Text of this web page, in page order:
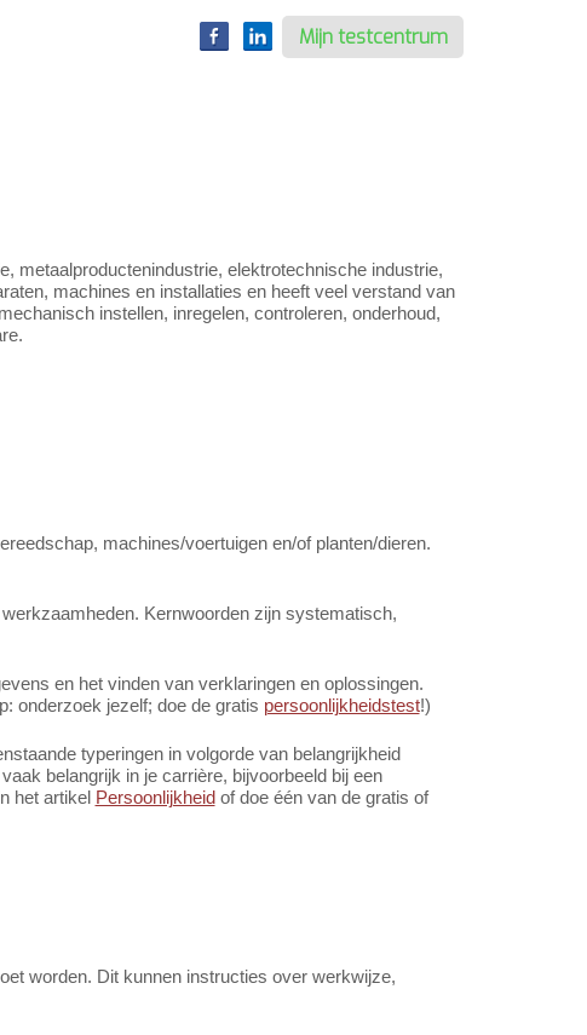
Mijn testcentrum
metaalproductenindustrie, elektrotechnische industrie,
machines en installaties en heeft veel verstand van
instellen, inregelen, controleren, onderhoud,
machines/voertuigen en/of planten/dieren.
Kernwoorden zijn systematisch,
en het vinden van verklaringen en oplossingen.
onderzoek jezelf; doe de gratis persoonlijkheidstest!)
typeringen in volgorde van belangrijkheid
belangrijk in je carrière, bijvoorbeeld bij een
het artikel Persoonlijkheidof doe één van de gratis of
worden. Dit kunnen instructies over werkwijze,